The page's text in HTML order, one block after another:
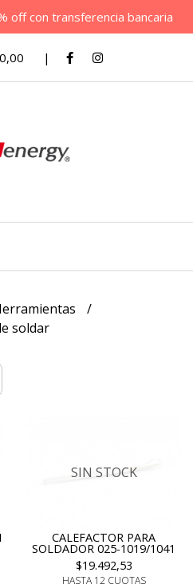
off con transferencia bancaria
soldar
SIN STOCK
CALEFACTOR PARA
SOLDADOR 025-1019/1041
$19.492,53
HASTA 12 CUOTAS